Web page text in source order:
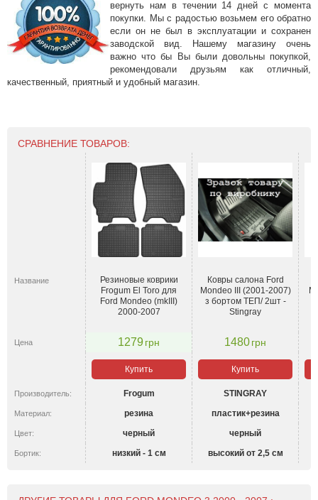
вернуть нам в течении 14 дней с момента
покупки. Мы с радостью возьмем его обратно
если он не был в эксплуатации и сохранен
заводской вид. Нашему магазину очень
важно что бы Вы были довольны покупкой,
рекомендовали друзьям как отличный,
качественный, приятный и удобный магазин.
СРАВНЕНИЕ ТОВАРОВ:
Название
Резиновые коврики
Frogum El Toro для
Ford Mondeo (mkIII)
2000-2007
Ковры салона Ford
Mondeo III (2001-2007)
з бортом ТЕП/ 2шт -
Stingray
Цена 1279грн 1480грн
Купить Купить
Производитель: Frogum STINGRAY
Материал: резина пластик+резина
Цвет: черный черный
Бортик: низкий - 1 см высокий от 2,5 см